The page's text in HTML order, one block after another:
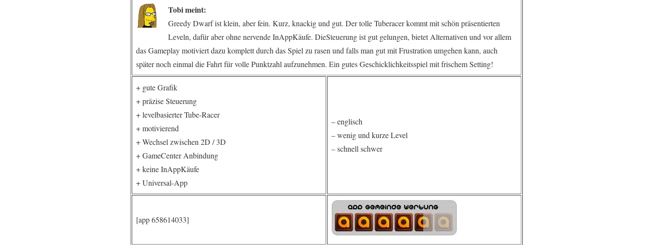
Tobi meint:
Greedy Dwarf ist klein, aber fein. Kurz, knackig und gut. Der tolle Tuberacer kommt mit schön präsentierten
Leveln, dafür aber ohne nervende InAppKäufe. DieSteuerung ist gut gelungen, bietet Alternativen und vor allem
das Gameplay motiviert dazu komplett durch das Spiel zu rasen und falls man gut mit Frustration umgehen kann, auch
später noch einmal die Fahrt für volle Punktzahl aufzunehmen. Ein gutes Geschicklichkeitsspiel mit frischem Setting!
+ gute Grafik
+ präzise Steuerung
+ levelbasierter Tube-Racer
+ motivierend
+ Wechsel zwischen 2D / 3D
+ GameCenter Anbindung
+ keine InAppKäufe
+ Universal-App
– englisch
– wenig und kurze Level
– schnell schwer
[app 658614033]